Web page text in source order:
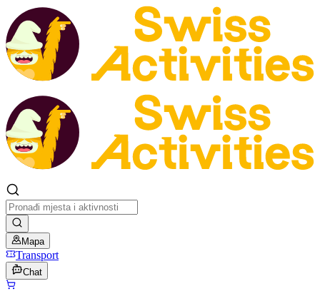
Mapa
Transport
Chat